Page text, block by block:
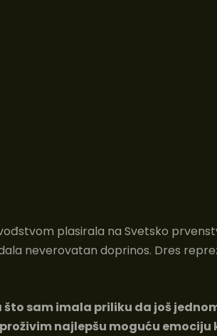
plasirala na Svetsko
neverovatan doprinos. Dres
sam imala priliku da još
najlepšu moguću emociju